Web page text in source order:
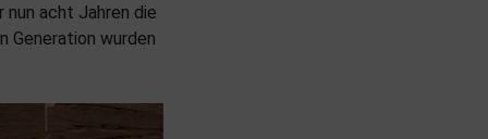
acht Jahren die
Generation wurden